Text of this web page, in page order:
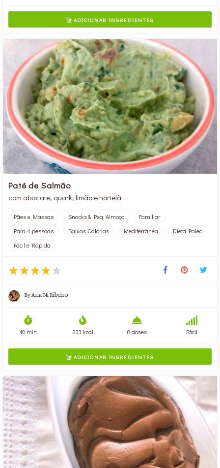
ADICIONAR INGREDIENTES
Paté de Salmão
com abacate, quark, limão e hortelã
Pães e Massas Snacks & Peq. Almoço
Familiar
Para 4 pessoas
Baixas Calorias Mediterrânea
Dieta Paleo
Fácil e Rápida
By Ana Ni Ribeiro
10 min 233 kcal 8 doses Fácil
ADICIONAR INGREDIENTES